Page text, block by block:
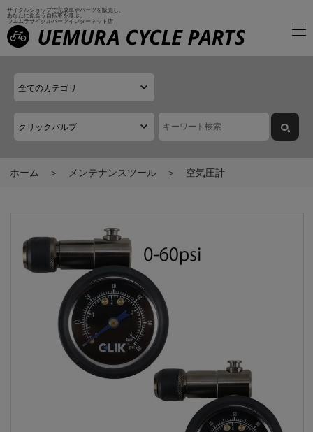
サイクルショップで完成車やパーツを販売し、
あなたに似合う自転車を選ぶ、
ウエムラサイクルパーツインターネット店
ホーム メンテナンスツール 空気圧計